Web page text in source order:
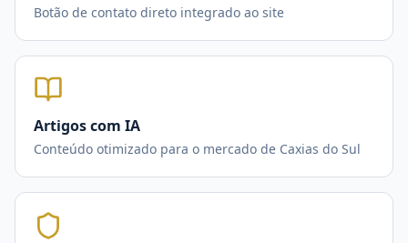
Botão de contato direto integrado ao site
Artigos com IA
Conteúdo otimizado para o mercado de Caxias do Sul